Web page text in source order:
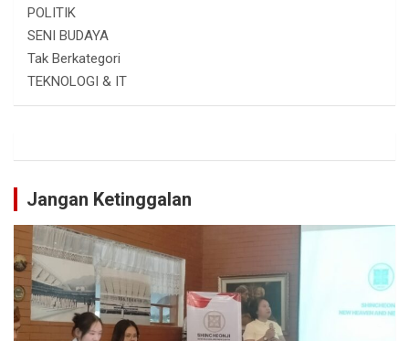
POLITIK
SENI BUDAYA
Tak Berkategori
TEKNOLOGI & IT
Jangan Ketinggalan